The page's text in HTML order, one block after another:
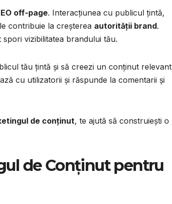
off-page. Interacțiunea cu publicul țintă,
contribuie la creșterea autorității brand.
vizibilitatea brandului tău.
tău țintă și să creezi un conținut relevant
cu utilizatorii și răspunde la comentarii și
de conținut, te ajută să construiești o
de Conținut pentru